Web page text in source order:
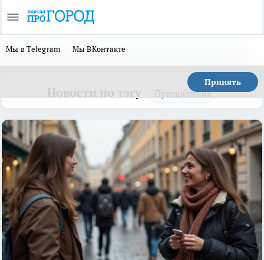
Мы в Telegram Мы ВКонтакте
Принять
Путешествия